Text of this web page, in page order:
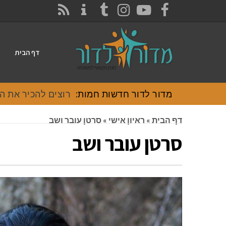
FACEBOOK
YOUTUBE
INSTAGRAM
TUMBLR
דף הבית
מדור לדור חדשות חמות: רוצים להכיר את
דף הבית » ראיון אישי » סרטן עובר ושב
סרטן עובר ושב